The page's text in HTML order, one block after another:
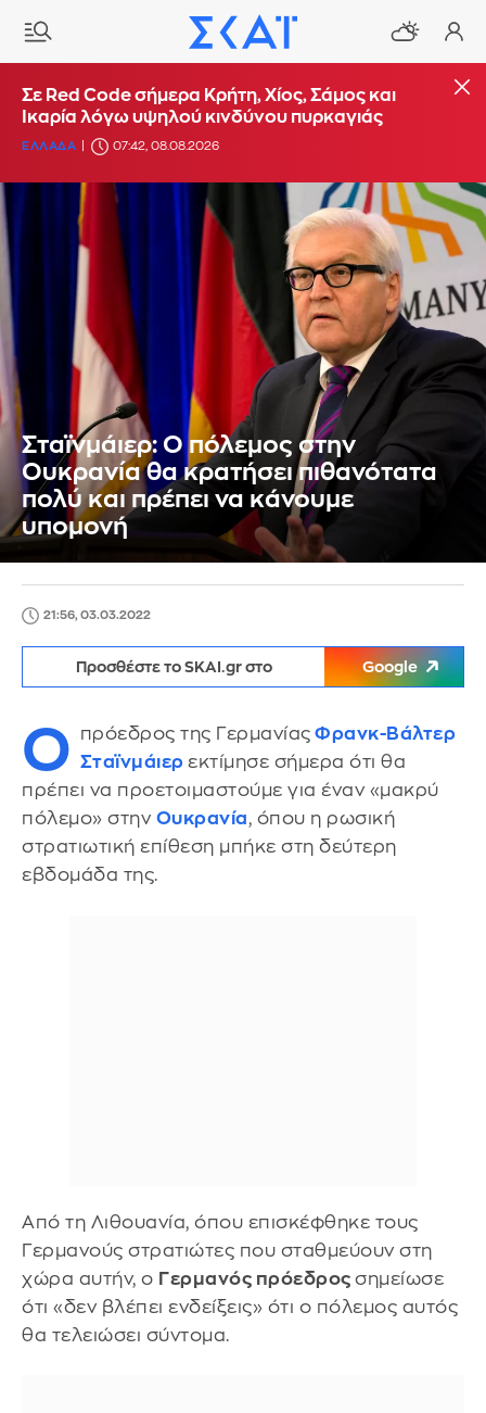
Σε Red Code σήμερα Κρήτη, Χίος, Σάμος και
Ικαρία λόγω υψηλού κινδύνου πυρκαγιάς
ΕΛΛΑΔΑ 07:42, 08.08.2026
Σταϊνμάιερ: Ο πόλεμος στην
Ουκρανία θα κρατήσει πιθανότατα
πολύ και πρέπει να κάνουμε
υπομονή
21:56, 03.03.2022
Προσθέστε το SKAI.gr στο Google
Ο πρόεδρος της Γερμανίας Φρανκ-Βάλτερ
Σταϊνμάιερ εκτίμησε σήμερα ότι θα
πρέπει να προετοιμαστούμε για έναν «μακρύ
πόλεμο» στην Ουκρανία, όπου η ρωσική
στρατιωτική επίθεση μπήκε στη δεύτερη
εβδομάδα της.
Από τη Λιθουανία, όπου επισκέφθηκε τους
Γερμανούς στρατιώτες που σταθμεύουν στη
χώρα αυτήν, ο Γερμανός πρόεδρος σημείωσε
ότι «δεν βλέπει ενδείξεις» ότι ο πόλεμος αυτός
θα τελειώσει σύντομα.